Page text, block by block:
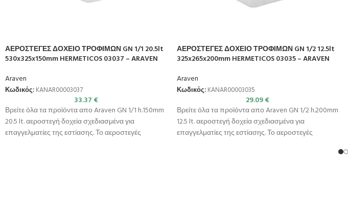
ΑΕΡΟΣΤΕΓΕΣ ΔΟΧΕΙΟ ΤΡΟΦΙΜΩΝ GN 1/1 20.5lt
530x325x150mm HERMETICOS 03037 – ARAVEN
Araven
Κωδικός: KANAR00003037
33.37 €
Βρείτε όλα τα προϊόντα απο Araven GN 1/1 h.150mm
20.5 lt. αεροστεγή δοχεία σχεδιασμένα για
επαγγελματίες της εστίασης. Το αεροστεγές
ΑΕΡΟΣΤΕΓΕΣ ΔΟΧΕΙΟ ΤΡΟΦΙΜΩΝ GN 1/2 12.5lt
325x265x200mm HERMETICOS 03035 – ARAVEN
Araven
Κωδικός: KANAR00003035
29.09€
Βρείτε όλα τα προϊόντα απο Araven GN 1/2 h.200mm
12.5 lt. αεροστεγή δοχεία σχεδιασμένα για
επαγγελματίες της εστίασης. Το αεροστεγές